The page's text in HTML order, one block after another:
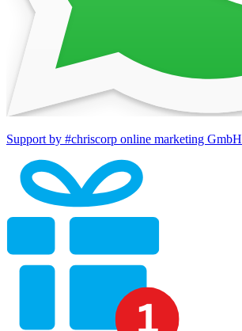
Support by #chriscorp online marketing GmbH